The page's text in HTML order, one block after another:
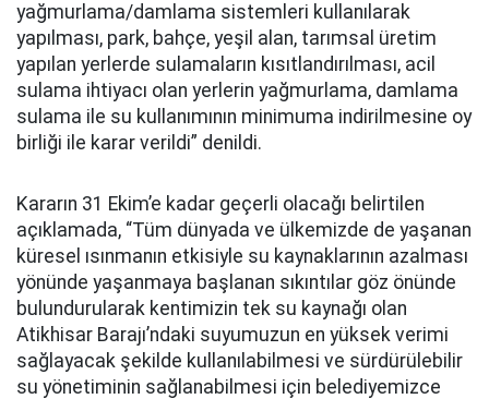
yağmurlama/damlama sistemleri kullanılarak
yapılması, park, bahçe, yeşil alan, tarımsal üretim
yapılan yerlerde sulamaların kısıtlandırılması, acil
sulama ihtiyacı olan yerlerin yağmurlama, damlama
sulama ile su kullanımının minimuma indirilmesine oy
birliği ile karar verildi” denildi.
Kararın 31 Ekim’e kadar geçerli olacağı belirtilen
açıklamada, “Tüm dünyada ve ülkemizde de yaşanan
küresel ısınmanın etkisiyle su kaynaklarının azalması
yönünde yaşanmaya başlanan sıkıntılar göz önünde
bulundurularak kentimizin tek su kaynağı olan
Atikhisar Barajı’ndaki suyumuzun en yüksek verimi
sağlayacak şekilde kullanılabilmesi ve sürdürülebilir
su yönetiminin sağlanabilmesi için belediyemizce